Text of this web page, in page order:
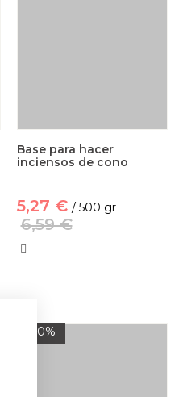
Base para hacer
inciensos de cono
5,27 € / 500 gr
6,59 €
-20%